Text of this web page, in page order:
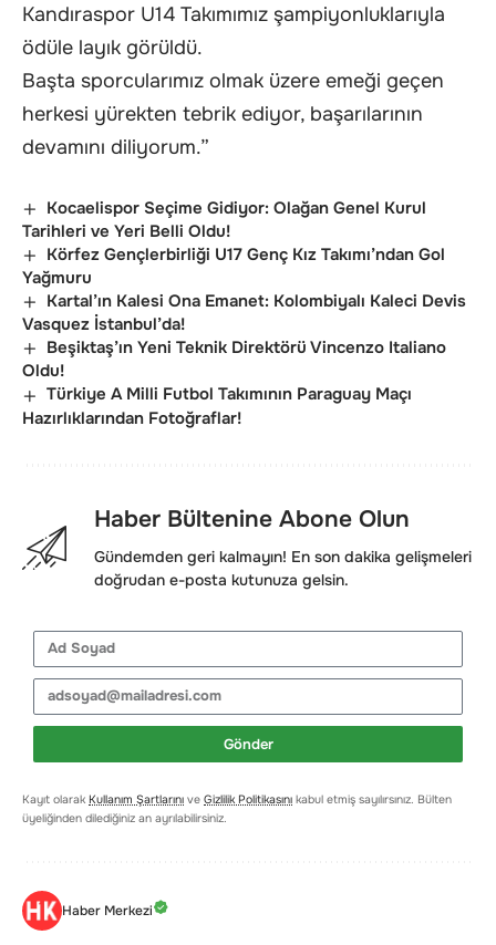
Kandıraspor U14 Takımımız şampiyonluklarıyla
ödüle layık görüldü.
Başta sporcularımız olmak üzere emeği geçen
herkesi yürekten tebrik ediyor, başarılarının
devamını diliyorum.”
Kocaelispor Seçime Gidiyor: Olağan Genel Kurul
Tarihleri ve Yeri Belli Oldu!
Körfez Gençlerbirliği U17 Genç Kız Takımı’ndan Gol
Yağmuru
Kartal’ın Kalesi Ona Emanet: Kolombiyalı Kaleci Devis
Vasquez İstanbul’da!
Beşiktaş’ın Yeni Teknik Direktörü Vincenzo Italiano
Oldu!
Türkiye A Milli Futbol Takımının Paraguay Maçı
Hazırlıklarından Fotoğraflar!
Haber Bültenine Abone Olun
Gündemden geri kalmayın! En son dakika gelişmeleri
doğrudan e-posta kutunuza gelsin.
Gönder
Kayıt olarak Kullanım Şartlarını ve Gizlilik Politikasını kabul etmiş sayılırsınız. Bülten
üyeliğinden dilediğiniz an ayrılabilirsiniz.
Haber Merkezi